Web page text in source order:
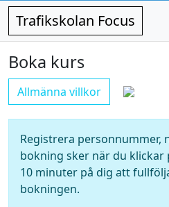
Trafikskolan Focus
Boka kurs
Allmänna villkor
Registrera personnummer,
bokning sker när du klickar
10 minuter på dig att
bokningen.